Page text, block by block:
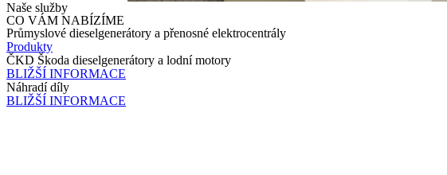
Naše služby
CO VÁM NABÍZÍME
Průmyslové dieselgenerátory a přenosné elektrocentrály
Produkty
ČKD Škoda dieselgenerátory a lodní motory
BLIŽŠÍ INFORMACE
Náhradí díly
BLIŽŠÍ INFORMACE